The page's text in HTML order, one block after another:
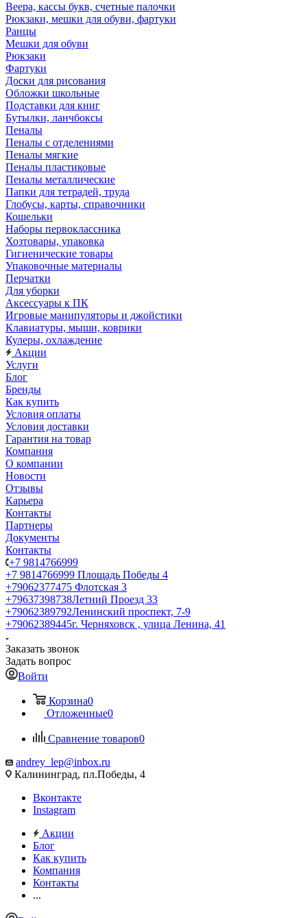
Веера, кассы букв, счетные палочки
Рюкзаки, мешки для обуви, фартуки
Ранцы
Мешки для обуви
Рюкзаки
Фартуки
Доски для рисования
Обложки школьные
Подставки для книг
Бутылки, ланчбоксы
Пеналы
Пеналы с отделениями
Пеналы мягкие
Пеналы пластиковые
Пеналы металлические
Папки для тетрадей, труда
Глобусы, карты, справочники
Кошельки
Наборы первоклассника
Хозтовары, упаковка
Гигиенические товары
Упаковочные материалы
Перчатки
Для уборки
Аксессуары к ПК
Игровые манипуляторы и джойстики
Клавиатуры, мыши, коврики
Кулеры, охлаждение
Акции
Услуги
Блог
Бренды
Как купить
Условия оплаты
Условия доставки
Гарантия на товар
Компания
О компании
Новости
Отзывы
Карьера
Контакты
Партнеры
Документы
Контакты
+7 9814766999
+7 9814766999 Площадь Победы 4
+79062377475 Флотская 3
+79637398738Летний Проезд 33
+79062389792Ленинский проспект, 7-9
+79062389445г. Черняховск , улица Ленина, 41
Заказать звонок
Задать вопрос
Войти
Корзина0
Отложенные0
Сравнение товаров0
andrey_lep@inbox.ru
Калининград, пл.Победы, 4
Вконтакте
Instagram
Акции
Блог
Как купить
Компания
Контакты
...